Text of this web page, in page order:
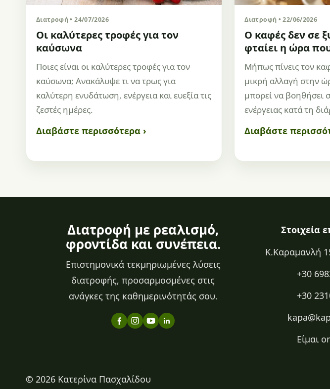
Διατροφή • 24/07/2026
Οι καλύτερες τροφές για τον
καύσωνα
Ποιες είναι οι καλύτερες τροφές για τον
καύσωνα; Ανακάλυψε τι να τρως για
καλύτερη ενυδάτωση, ενέργεια και ευεξία τις
ζεστές ημέρες.
Διαβάστε περισσότερα ›
Διατροφή • 22/06/2026
Ο καφές δεν σε
φταίει η ώρα
Μήπως πίνεις τον
μικρή αλλαγή στην
μπορεί να βοηθήσει
ενέργειας κατά τη
Διαβάστε
Διατροφή με ρεαλισμό,
φροντίδα και συνέπεια.
Επιστημονικά τεκμηριωμένες λύσεις
διατροφής, προσαρμοσμένες στις
ανάγκες της καθημερινότητάς σου.
Στοιχεία
Κ.Καραμανλή
+30
+30
Είμαι
© 2026 Κατερίνα Πασχαλίδου